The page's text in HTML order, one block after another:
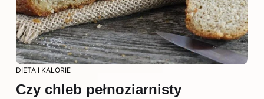
DIETA I KALORIE
Czy chleb pełnoziarnisty